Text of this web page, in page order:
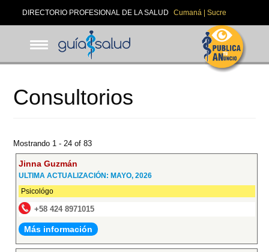
DIRECTORIO PROFESIONAL DE LA SALUD Cumaná | Sucre
Consultorios
Mostrando 1 - 24 of 83
Jinna Guzmán
ULTIMA ACTUALIZACIÓN: MAYO, 2026
Psicológo
+58 424 8971015
Más información